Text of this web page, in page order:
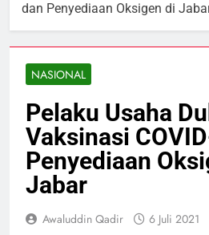
dan Penyediaan Oksigen di
NASIONAL
Pelaku Usaha
Vaksinasi
Penyediaan
Jabar
Awaluddin Qadir 6 Juli 2021